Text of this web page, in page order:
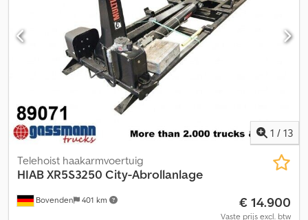
1 / 13
Bovenden 401 km
Telehoist haakarmvoertuig
HIABXR5S3250 City-Abrollanlage
€ 14.900
Vaste prijs excl. btw